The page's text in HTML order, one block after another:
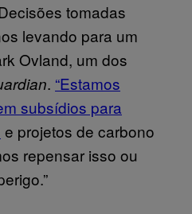
tomadas
levando para um
Ovland, um dos
. “Estamos
subsídios para
e projetos de carbono
repensar isso ou